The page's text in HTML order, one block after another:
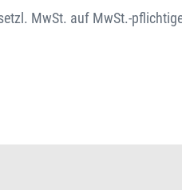
MwSt. auf MwSt.-